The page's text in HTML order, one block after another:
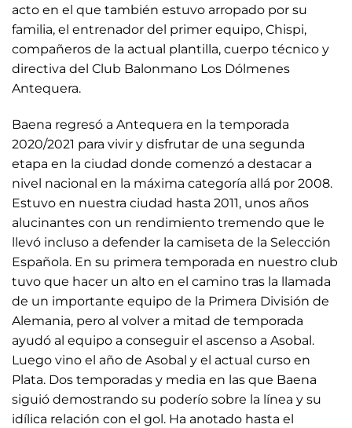
acto en el que también estuvo arropado por su
familia, el entrenador del primer equipo, Chispi,
compañeros de la actual plantilla, cuerpo técnico y
directiva del Club Balonmano Los Dólmenes
Antequera.
Baena regresó a Antequera en la temporada
2020/2021 para vivir y disfrutar de una segunda
etapa en la ciudad donde comenzó a destacar a
nivel nacional en la máxima categoría allá por 2008.
Estuvo en nuestra ciudad hasta 2011, unos años
alucinantes con un rendimiento tremendo que le
llevó incluso a defender la camiseta de la Selección
Española. En su primera temporada en nuestro club
tuvo que hacer un alto en el camino tras la llamada
de un importante equipo de la Primera División de
Alemania, pero al volver a mitad de temporada
ayudó al equipo a conseguir el ascenso a Asobal.
Luego vino el año de Asobal y el actual curso en
Plata. Dos temporadas y media en las que Baena
siguió demostrando su poderío sobre la línea y su
idílica relación con el gol. Ha anotado hasta el